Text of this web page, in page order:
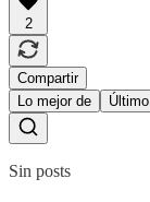
2
Compartir
Lo mejor de
Último
Sin posts